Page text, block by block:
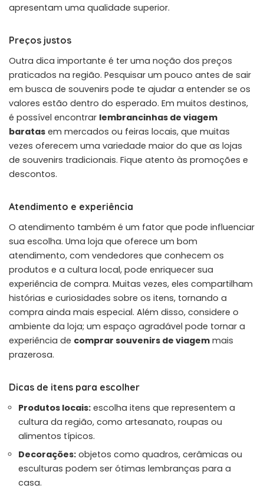
apresentam uma qualidade superior.
Preços justos
Outra dica importante é ter uma noção dos preços
praticados na região. Pesquisar um pouco antes de sair
em busca de souvenirs pode te ajudar a entender se os
valores estão dentro do esperado. Em muitos destinos,
é possível encontrar lembrancinhas de viagem
baratas em mercados ou feiras locais, que muitas
vezes oferecem uma variedade maior do que as lojas
de souvenirs tradicionais. Fique atento às promoções e
descontos.
Atendimento e experiência
O atendimento também é um fator que pode influenciar
sua escolha. Uma loja que oferece um bom
atendimento, com vendedores que conhecem os
produtos e a cultura local, pode enriquecer sua
experiência de compra. Muitas vezes, eles compartilham
histórias e curiosidades sobre os itens, tornando a
compra ainda mais especial. Além disso, considere o
ambiente da loja; um espaço agradável pode tornar a
experiência de comprar souvenirs de viagem mais
prazerosa.
Dicas de itens para escolher
Produtos locais: escolha itens que representem a
cultura da região, como artesanato, roupas ou
alimentos típicos.
Decorações: objetos como quadros, cerâmicas ou
esculturas podem ser ótimas lembranças para a
casa.